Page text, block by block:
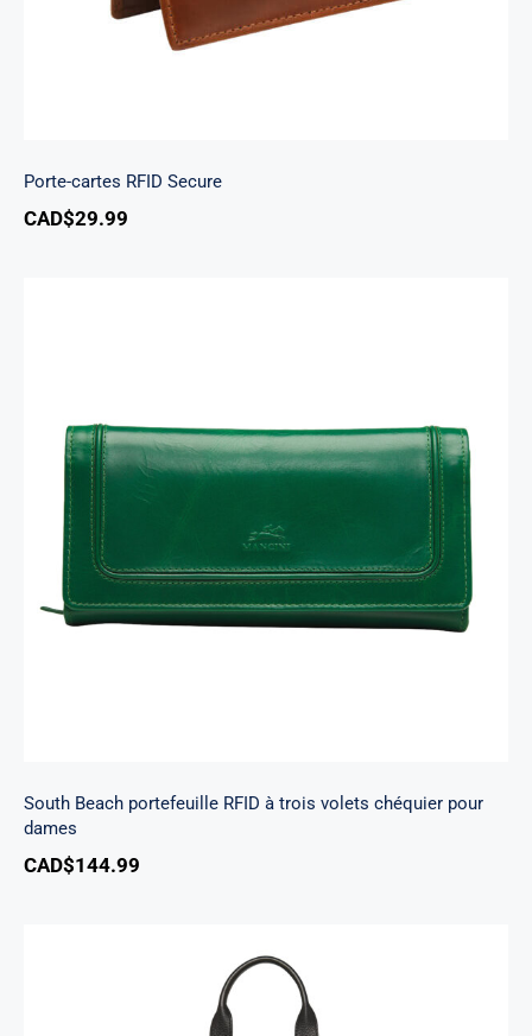
Porte-cartes RFID Secure
CAD$29.99
South Beach portefeuille RFID à trois volets
chéquier pour dames
South Beach portefeuille RFID à trois volets chéquier pour
dames
CAD$144.99